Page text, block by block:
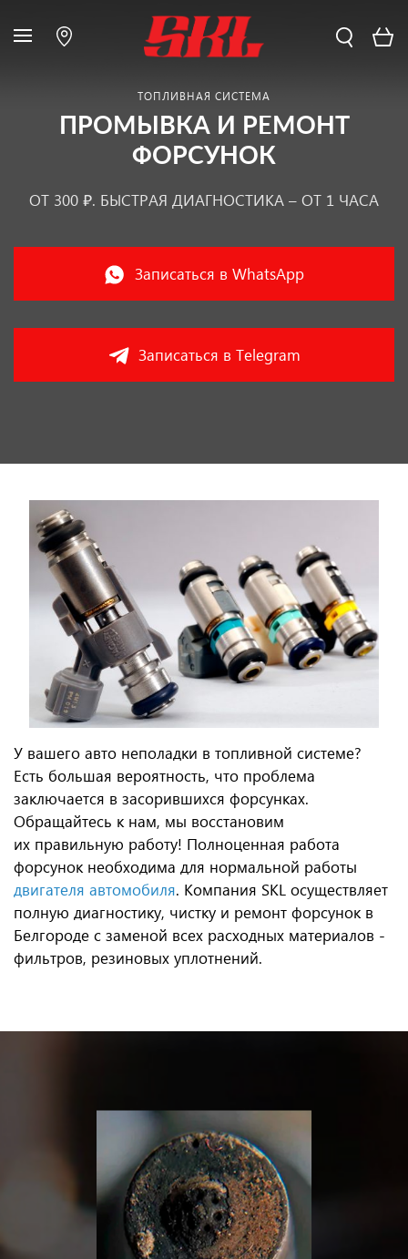
ТОПЛИВНАЯ СИСТЕМА
ПРОМЫВКА И РЕМОНТ
ФОРСУНОК
ОТ 300 ₽. БЫСТРАЯ ДИАГНОСТИКА – ОТ 1 ЧАСА
Записаться в WhatsApp
Записаться в Telegram
У вашего авто неполадки в топливной системе?
Есть большая вероятность, что проблема
заключается в засорившихся форсунках.
Обращайтесь к нам, мы восстановим
их правильную работу! Полноценная работа
форсунок необходима для нормальной работы
двигателя автомобиля. Компания SKL осуществляет
полную диагностику, чистку и ремонт форсунок в
Белгороде с заменой всех расходных материалов -
фильтров, резиновых уплотнений.